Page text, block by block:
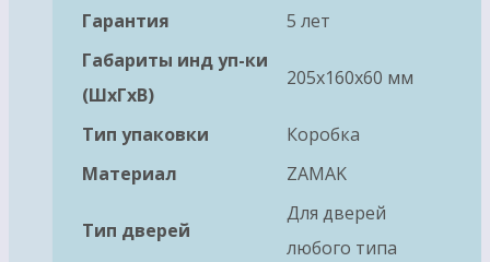
Гарантия
5 лет
Габариты инд уп-ки
(ШхГхВ)
205x160x60 мм
Тип упаковки
Коробка
Материал
ZAMAK
Тип дверей
Для дверей
любого типа